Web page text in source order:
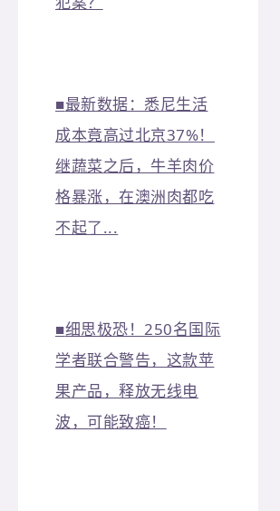
■最新数据：悉尼生活
成本竟高过北京37%！
继蔬菜之后，牛羊肉价
格暴涨，在澳洲肉都吃
不起了...
■细思极恐！250名国际
学者联合警告，这款苹
果产品，释放无线电
波，可能致癌！